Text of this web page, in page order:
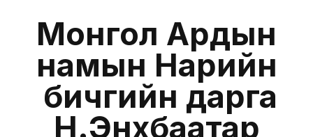
Монгол Ардын
намын Нарийн
бичгийн дарга
Н.Энхбаатар